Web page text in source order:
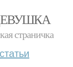
страничка
статьи